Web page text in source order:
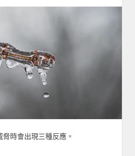
時會出現三種反應。